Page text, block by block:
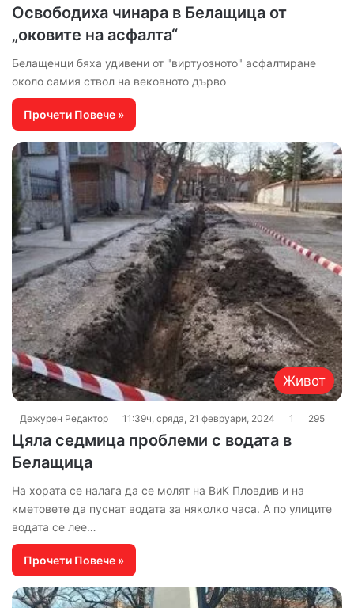
Освободиха чинара в Белащица от
„оковите на асфалта“
Белащенци бяха удивени от "виртуозното" асфалтиране
около самия ствол на вековното дърво
Прочети Повече »
Живот
Дежурен Редактор 11:39ч, сряда, 21 февруари, 2024 1 295
Цяла седмица проблеми с водата в
Белащица
На хората се налага да се молят на ВиК Пловдив и на
кметовете да пуснат водата за няколко часа. А по улиците
водата се лее…
Прочети Повече »